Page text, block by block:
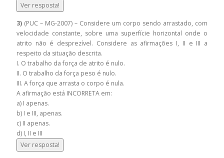
Ver resposta!
3) (PUC – MG-2007) – Considere um corpo sendo arrastado, com
velocidade constante, sobre uma superfície horizontal onde o
atrito não é desprezível. Considere as afirmações I, II e III a
respeito da situação descrita.
I. O trabalho da força de atrito é nulo.
II. O trabalho da força peso é nulo.
III. A força que arrasta o corpo é nula.
A afirmação está INCORRETA em:
a) I apenas.
b) I e III, apenas.
c) II apenas.
d) I, II e III
Ver resposta!